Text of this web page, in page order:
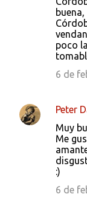
poco
6 de
Peter
Muy
Me
:)
6 de